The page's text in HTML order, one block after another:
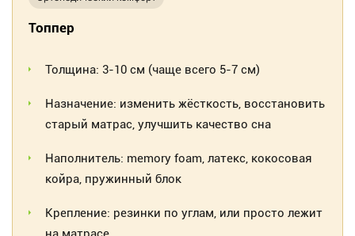
Топпер
Толщина: 3-10 см (чаще всего 5-7 см)
Назначение: изменить жёсткость, восстановить
старый матрас, улучшить качество сна
Наполнитель: memory foam, латекс, кокосовая
койра, пружинный блок
Крепление: резинки по углам, или просто лежит